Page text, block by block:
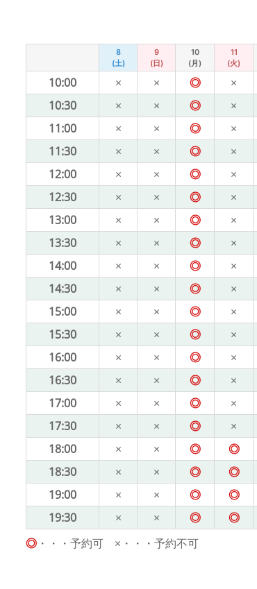
8
(土)
9
(日)
10
(月)
11
(火)
10:00 × × ◎ ×
10:30
× × ◎ ×
11:00
× × ◎ ×
11:30
× × ◎ ×
12:00
× × ◎ ×
12:30
× × ◎ ×
13:00
× × ◎ ×
13:30
× × ◎ ×
14:00
× × ◎ ×
14:30
× × ◎ ×
15:00
× × ◎ ×
15:30
× × ◎ ×
16:00
× × ◎ ×
16:30
× × ◎ ×
17:00
× × ◎ ×
17:30
× × ◎ ×
18:00
× × ◎ ◎
18:30
× × ◎ ◎
19:00
× × ◎ ◎
19:30
× × ◎ ◎
◎ ・・・予約可 ×・・・予約不可